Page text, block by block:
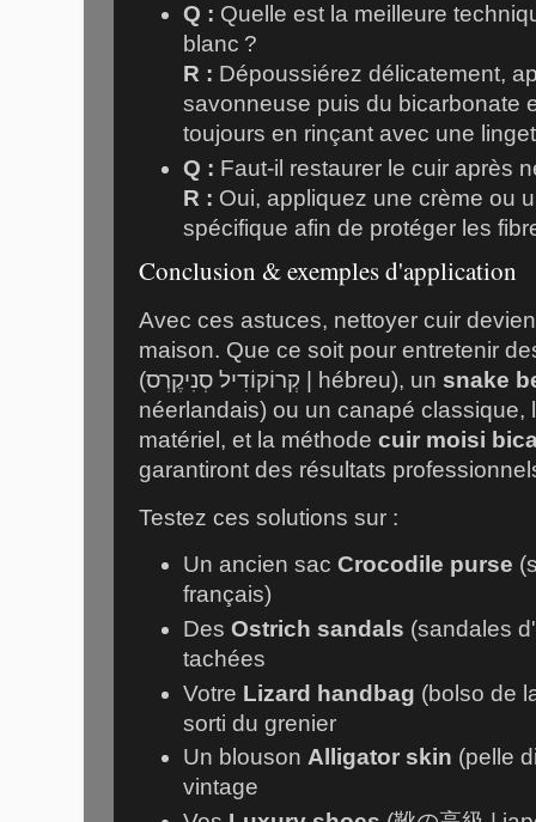
Q : Quelle est la meilleure
blanc ?
R : Dépoussiérez délicatement,
savonneuse puis du bicarbonate
toujours en rinçant avec une
Q : Faut-il restaurer le cuir après
R : Oui, appliquez une crème ou
spécifique afin de protéger les
Conclusion & exemples d'application
Avec ces astuces, nettoyer cuir
maison. Que ce soit pour entretenir
(קְרוֹקוֹדִיל סְנִיקֶרְס | hébreu), un snake
néerlandais) ou un canapé classique,
matériel, et la méthode cuir moisi
garantiront des résultats
Testez ces solutions sur :
Un ancien sacCrocodile purse
français)
DesOstrich sandals (sandales
tachées
Votre Lizard handbag (bolso de
sorti du grenier
Un blousonAlligator skin (pelle
vintage